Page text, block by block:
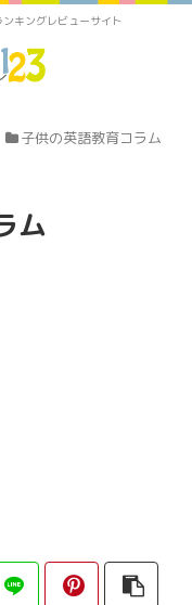
キングレビューサイト
子供の英語教育コラム
ム